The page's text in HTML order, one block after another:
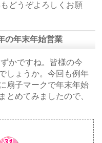
どうぞよろしくお願
年末年始営業
かですね。皆様の今
しょうか。今回も例年
扇子マークで年末年始
とめてみましたので、